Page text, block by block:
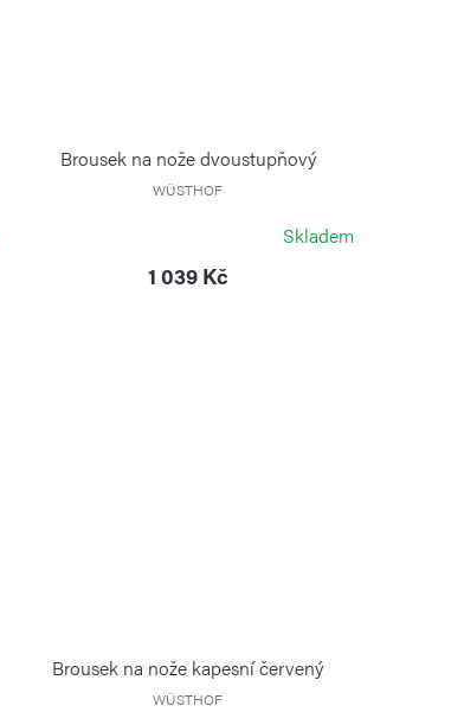
Brousek na nože dvoustupňový
WÜSTHOF
Skladem
1 039 Kč
Brousek na nože kapesní červený
WÜSTHOF